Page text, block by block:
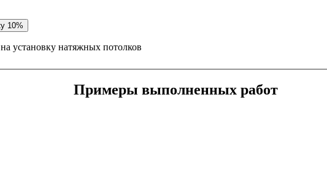
на установку натяжных потолков
Примеры выполненных работ